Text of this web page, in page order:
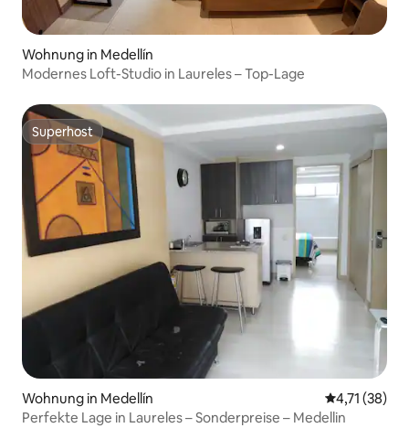
Wohnung in Medellín
Modernes Loft-Studio in Laureles – Top-Lage
Superhost
Superhost
Wohnung in Medellín
4,71 (38)
Perfekte Lage in Laureles – Sonderpreise – Medellin